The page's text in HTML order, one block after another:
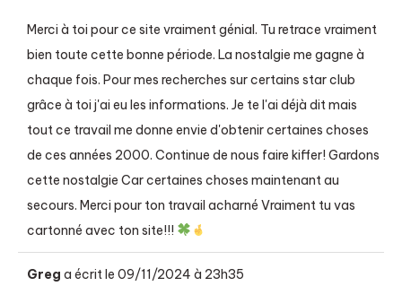
Merci à toi pour ce site vraiment génial. Tu retrace vraiment
bien toute cette bonne période. La nostalgie me gagne à
chaque fois. Pour mes recherches sur certains star club
grâce à toi j'ai eu les informations. Je te l'ai déjà dit mais
tout ce travail me donne envie d'obtenir certaines choses
de ces années 2000. Continue de nous faire kiffer! Gardons
cette nostalgie Car certaines choses maintenant au
secours. Merci pour ton travail acharné Vraiment tu vas
cartonné avec ton site!!!
Greg a écrit le 09/11/2024 à 23h35